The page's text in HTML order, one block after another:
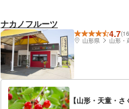
ナカノフルーツ
4.7
山形県
山形・
【山形・天童・